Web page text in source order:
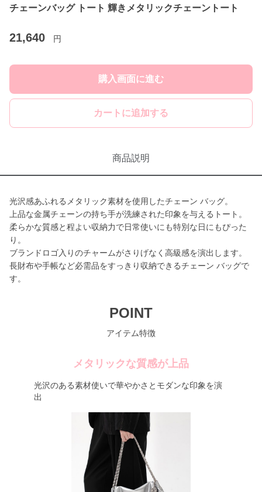
チェーンバッグ トート 輝きメタリックチェーントート
21,640 円
購入画面に進む
カートに追加する
商品説明
光沢感あふれるメタリック素材を使用したチェーン バッグ。
上品な金属チェーンの持ち手が洗練された印象を与えるトート。
柔らかな質感と程よい収納力で日常使いにも特別な日にもぴった
り。
ブランドロゴ入りのチャームがさりげなく高級感を演出します。
長財布や手帳など必需品をすっきり収納できるチェーン バッグで
す。
POINT
アイテム特徴
メタリックな質感が上品
光沢のある素材使いで華やかさとモダンな印象を演
出